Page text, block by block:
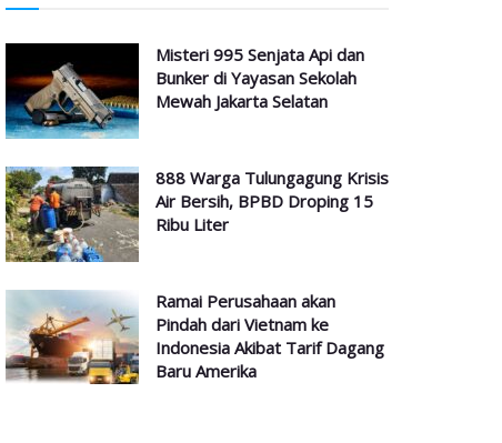
Misteri 995 Senjata Api dan
Bunker di Yayasan Sekolah
Mewah Jakarta Selatan
888 Warga Tulungagung Krisis
Air Bersih, BPBD Droping 15
Ribu Liter
Ramai Perusahaan akan
Pindah dari Vietnam ke
Indonesia Akibat Tarif Dagang
Baru Amerika